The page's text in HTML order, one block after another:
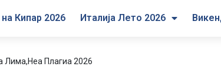
Кипар 2026 Италија Лето 2026
Лима,Неа Плагиа 2026